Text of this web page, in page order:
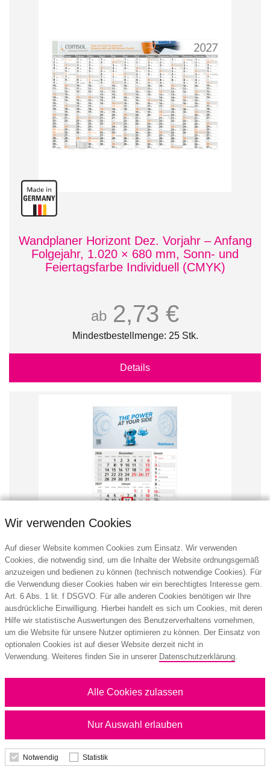
Wandplaner Horizont Dez. Vorjahr – Anfang
Folgejahr, 1.020 × 680 mm, Sonn- und
Feiertagsfarbe Individuell (CMYK)
ab 2,73 €
Mindestbestellmenge: 25 Stk.
Details
4-Monatskalender Einblatt Konzept 4 Post
mit Streifenkalendarium
ab 2,89 €
Mindestbestellmenge: 25 Stk.
Details
Wir verwenden Cookies
Auf dieser Website kommen Cookies zum Einsatz. Wir verwenden
Cookies, die notwendig sind, um die Inhalte der Website ordnungsgemäß
anzuzeigen und bedienen zu können (technisch notwendige Cookies). Für
die Verwendung dieser Cookies haben wir ein berechtigtes Interesse gem.
Art. 6 Abs. 1 lit. f DSGVO. Für alle anderen Cookies benötigen wir Ihre
ausdrückliche Einwilligung. Hierbei handelt es sich um Cookies, mit deren
Hilfe wir statistische Auswertungen des Benutzerverhaltens vornehmen,
um die Website für unsere Nutzer optimieren zu können. Der Einsatz von
optionalen Cookies ist auf dieser Website derzeit nicht in
Verwendung. Weiteres finden Sie in unserer Datenschutzerklärung.
Nur Auswahl erlauben
Alle Cookies zulassen
Notwendig Statistik